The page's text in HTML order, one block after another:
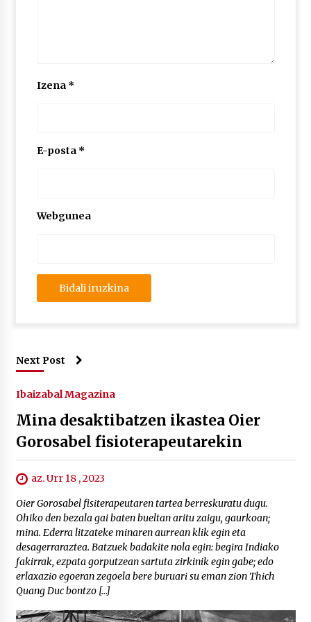
Izena *
E-posta *
Webgunea
Next Post
Ibaizabal Magazina
Mina desaktibatzen ikastea Oier
Gorosabel fisioterapeutarekin
az. Urr 18 , 2023
Oier Gorosabel fisiterapeutaren tartea berreskuratu dugu.
Ohiko den bezala gai baten bueltan aritu zaigu, gaurkoan;
mina. Ederra litzateke minaren aurrean klik egin eta
desagerraraztea. Batzuek badakite nola egin: begira Indiako
fakirrak, ezpata gorputzean sartuta zirkinik egin gabe; edo
erlaxazio egoeran zegoela bere buruari su eman zion Thich
Quang Duc bontzo […]